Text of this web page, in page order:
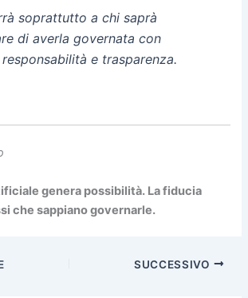
soprattutto a chi saprà
di averla governata con
e trasparenza.
genera possibilità. La fiducia
che sappiano governarle.
SUCCESSIVO